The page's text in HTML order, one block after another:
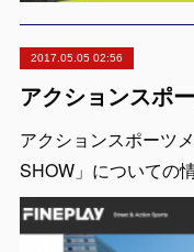
2017.05.05 02:56
アクションスポーツ
SHOW」についての